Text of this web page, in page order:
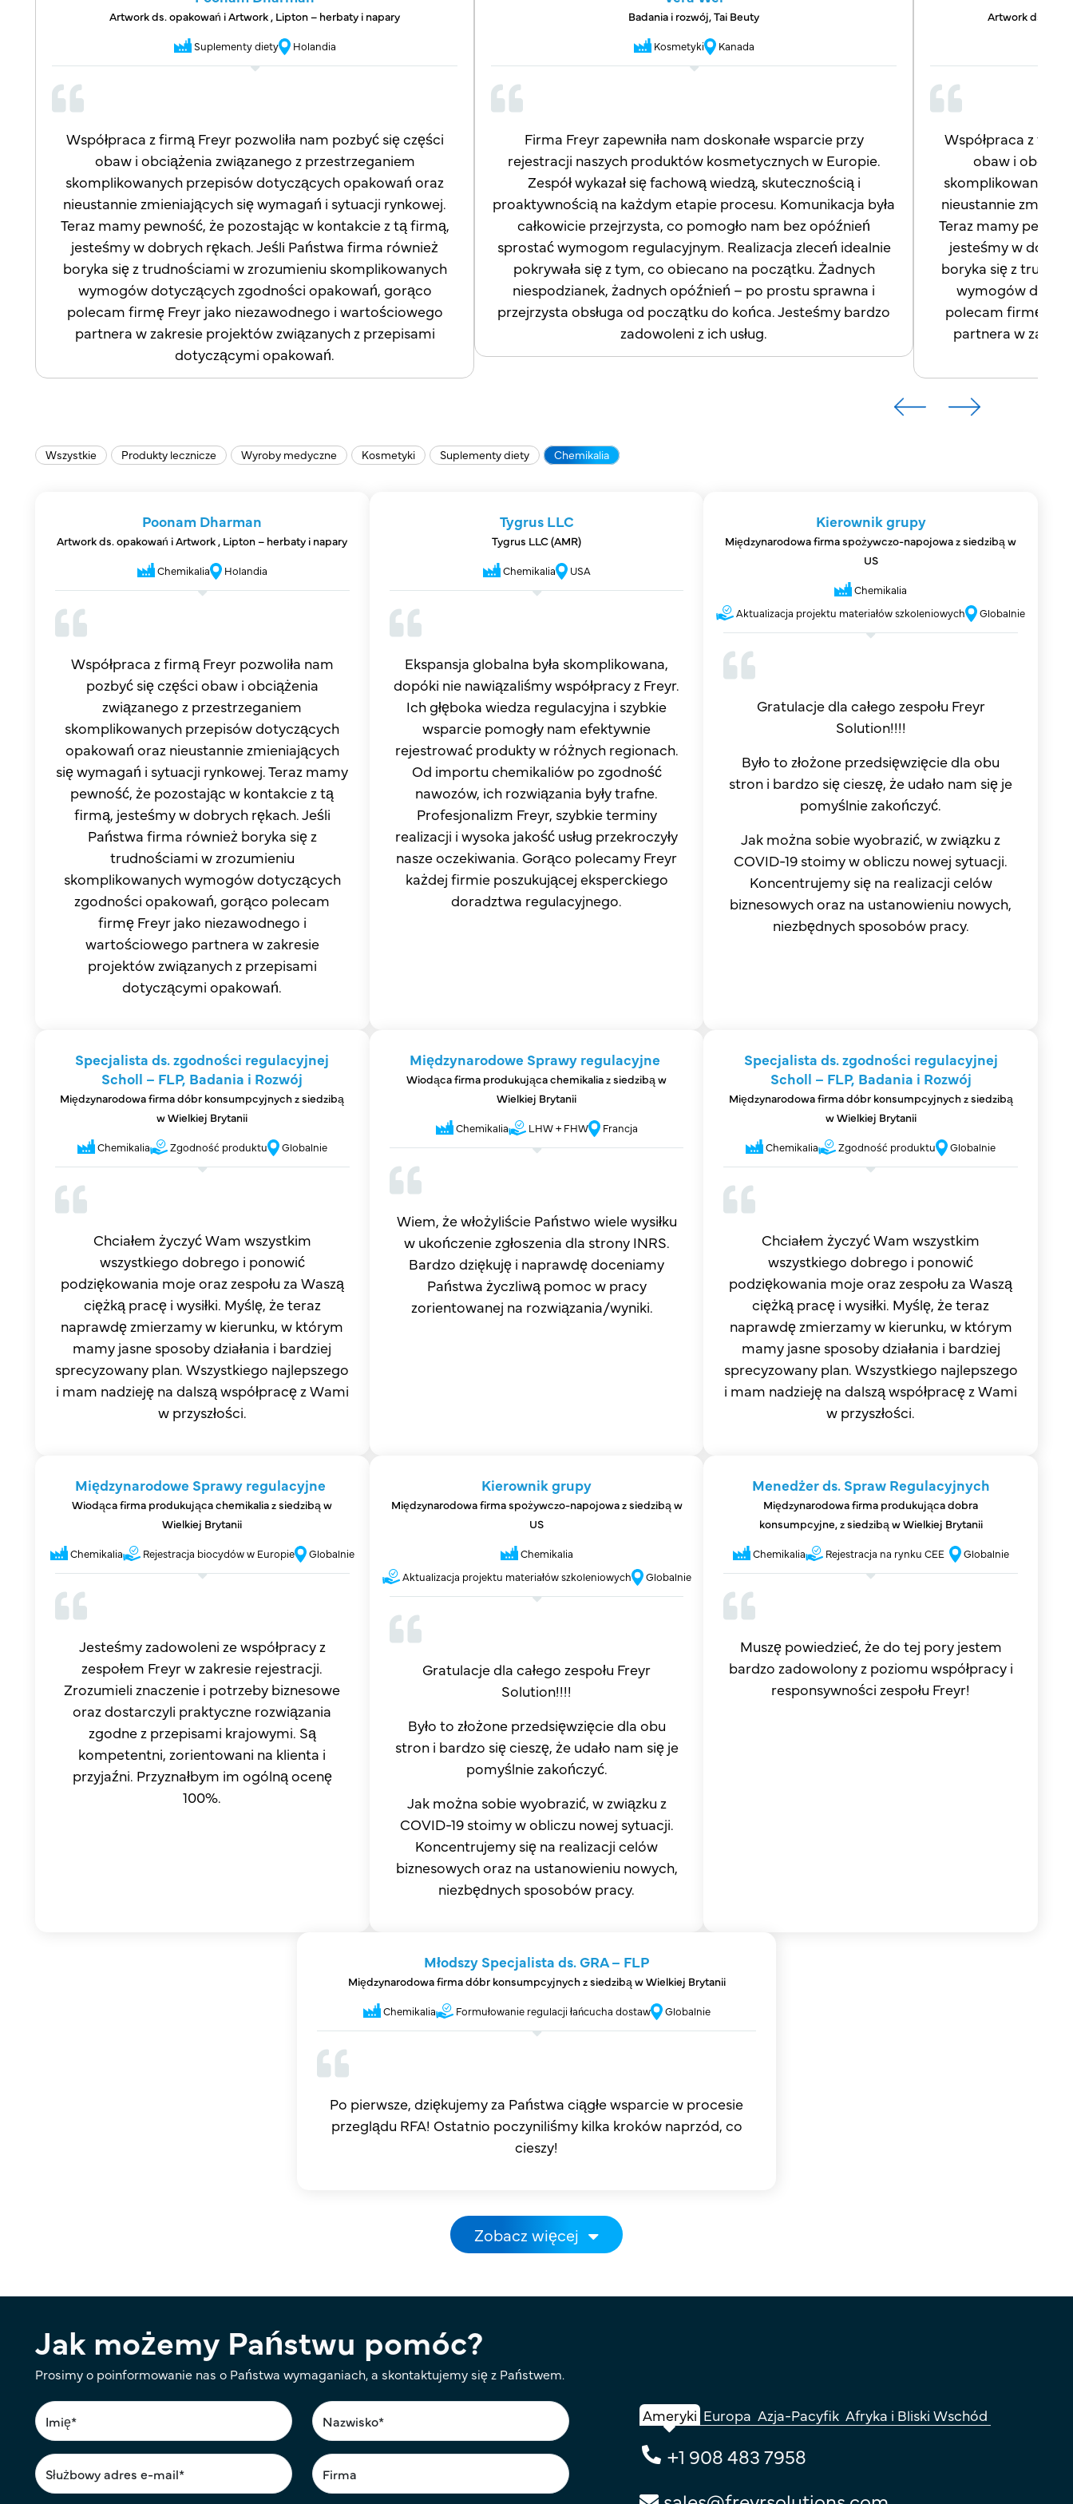
Artwork ds. opakowań i Artwork , Lipton – herbaty i napary
Suplementy diety Holandia
Współpraca z firmą Freyr pozwoliła nam pozbyć się części
obaw i obciążenia związanego z przestrzeganiem
skomplikowanych przepisów dotyczących opakowań oraz
nieustannie zmieniających się wymagań i sytuacji rynkowej.
Teraz mamy pewność, że pozostając w kontakcie z tą firmą,
jesteśmy w dobrych rękach. Jeśli Państwa firma również
boryka się z trudnościami w zrozumieniu skomplikowanych
wymogów dotyczących zgodności opakowań, gorąco
polecam firmę Freyr jako niezawodnego i wartościowego
partnera w zakresie projektów związanych z przepisami
dotyczącymi opakowań.
Badania i rozwój, Tai Beuty
Kosmetyki Kanada
Firma Freyr zapewniła nam doskonałe wsparcie przy
rejestracji naszych produktów kosmetycznych w Europie.
Zespół wykazał się fachową wiedzą, skutecznością i
proaktywnością na każdym etapie procesu. Komunikacja była
całkowicie przejrzysta, co pomogło nam bez opóźnień
sprostać wymogom regulacyjnym. Realizacja zleceń idealnie
pokrywała się z tym, co obiecano na początku. Żadnych
niespodzianek, żadnych opóźnień – po prostu sprawna i
przejrzysta obsługa od początku do końca. Jesteśmy bardzo
zadowoleni z ich usług.
Artwork ds.
Współpraca z
obaw i
skomplikowanych
nieustannie
Teraz mamy
jesteśmy w
boryka się z
wymogów
polecam firmę
partnera w
Wszystkie Produkty lecznicze Wyroby medyczne Kosmetyki Suplementy diety Chemikalia
Poonam Dharman
Artwork ds. opakowań i Artwork , Lipton – herbaty i napary
Chemikalia Holandia
Współpraca z firmą Freyr pozwoliła nam
pozbyć się części obaw i obciążenia
związanego z przestrzeganiem
skomplikowanych przepisów dotyczących
opakowań oraz nieustannie zmieniających
się wymagań i sytuacji rynkowej. Teraz mamy
pewność, że pozostając w kontakcie z tą
firmą, jesteśmy w dobrych rękach. Jeśli
Państwa firma również boryka się z
trudnościami w zrozumieniu
skomplikowanych wymogów dotyczących
zgodności opakowań, gorąco polecam
firmę Freyr jako niezawodnego i
wartościowego partnera w zakresie
projektów związanych z przepisami
dotyczącymi opakowań.
Tygrus LLC
Tygrus LLC (AMR)
Chemikalia USA
Ekspansja globalna była skomplikowana,
dopóki nie nawiązaliśmy współpracy z Freyr.
Ich głęboka wiedza regulacyjna i szybkie
wsparcie pomogły nam efektywnie
rejestrować produkty w różnych regionach.
Od importu chemikaliów po zgodność
nawozów, ich rozwiązania były trafne.
Profesjonalizm Freyr, szybkie terminy
realizacji i wysoka jakość usług przekroczyły
nasze oczekiwania. Gorąco polecamy Freyr
każdej firmie poszukującej eksperckiego
doradztwa regulacyjnego.
Kierownik grupy
Międzynarodowa firma spożywczo-napojowa z siedzibą w
US
Chemikalia
Aktualizacja projektu materiałów szkoleniowych
Globalnie
Gratulacje dla całego zespołu Freyr
Solution!!!!
Było to złożone przedsięwzięcie dla obu
stron i bardzo się cieszę, że udało nam się je
pomyślnie zakończyć.
Jak można sobie wyobrazić, w związku z
COVID-19 stoimy w obliczu nowej sytuacji.
Koncentrujemy się na realizacji celów
biznesowych oraz na ustanowieniu nowych,
niezbędnych sposobów pracy.
Specjalista ds. zgodności regulacyjnej
Scholl – FLP, Badania i Rozwój
Międzynarodowa firma dóbr konsumpcyjnych z siedzibą
w Wielkiej Brytanii
Chemikalia Zgodność produktu Globalnie
Chciałem życzyć Wam wszystkim
wszystkiego dobrego i ponowić
podziękowania moje oraz zespołu za Waszą
ciężką pracę i wysiłki. Myślę, że teraz
naprawdę zmierzamy w kierunku, w którym
mamy jasne sposoby działania i bardziej
sprecyzowany plan. Wszystkiego najlepszego
i mam nadzieję na dalszą współpracę z Wami
w przyszłości.
Międzynarodowe Sprawy regulacyjne
Wiodąca firma produkująca chemikalia z siedzibą w
Wielkiej Brytanii
Chemikalia LHW + FHW Francja
Wiem, że włożyliście Państwo wiele wysiłku
w ukończenie zgłoszenia dla strony INRS.
Bardzo dziękuję i naprawdę doceniamy
Państwa życzliwą pomoc w pracy
zorientowanej na rozwiązania/wyniki.
Specjalista ds. zgodności regulacyjnej
Scholl – FLP, Badania i Rozwój
Międzynarodowa firma dóbr konsumpcyjnych z siedzibą
w Wielkiej Brytanii
Chemikalia Zgodność produktu Globalnie
Chciałem życzyć Wam wszystkim
wszystkiego dobrego i ponowić
podziękowania moje oraz zespołu za Waszą
ciężką pracę i wysiłki. Myślę, że teraz
naprawdę zmierzamy w kierunku, w którym
mamy jasne sposoby działania i bardziej
sprecyzowany plan. Wszystkiego najlepszego
i mam nadzieję na dalszą współpracę z Wami
w przyszłości.
Międzynarodowe Sprawy regulacyjne
Wiodąca firma produkująca chemikalia z siedzibą w
Wielkiej Brytanii
Chemikalia Rejestracja biocydów w Europie Globalnie
Jesteśmy zadowoleni ze współpracy z
zespołem Freyr w zakresie rejestracji.
Zrozumieli znaczenie i potrzeby biznesowe
oraz dostarczyli praktyczne rozwiązania
zgodne z przepisami krajowymi. Są
kompetentni, zorientowani na klienta i
przyjaźni. Przyznałbym im ogólną ocenę
100%.
Kierownik grupy
Międzynarodowa firma spożywczo-napojowa z siedzibą w
US
Chemikalia
Aktualizacja projektu materiałów szkoleniowych
Globalnie
Gratulacje dla całego zespołu Freyr
Solution!!!!
Było to złożone przedsięwzięcie dla obu
stron i bardzo się cieszę, że udało nam się je
pomyślnie zakończyć.
Jak można sobie wyobrazić, w związku z
COVID-19 stoimy w obliczu nowej sytuacji.
Koncentrujemy się na realizacji celów
biznesowych oraz na ustanowieniu nowych,
niezbędnych sposobów pracy.
Menedżer ds. Spraw Regulacyjnych
Międzynarodowa firma produkująca dobra
konsumpcyjne, z siedzibą w Wielkiej Brytanii
Chemikalia Rejestracja na rynku CEE Globalnie
Muszę powiedzieć, że do tej pory jestem
bardzo zadowolony z poziomu współpracy i
responsywności zespołu Freyr!
Młodszy Specjalista ds. GRA – FLP
Międzynarodowa firma dóbr konsumpcyjnych z siedzibą w Wielkiej Brytanii
Chemikalia Formułowanie regulacji łańcucha dostaw Globalnie
Po pierwsze, dziękujemy za Państwa ciągłe wsparcie w procesie
przeglądu RFA! Ostatnio poczyniliśmy kilka kroków naprzód, co
cieszy!
Zobacz więcej
Jak możemy Państwu pomóc?
Prosimy o poinformowanie nas o Państwa wymaganiach, a skontaktujemy się z Państwem.
Ameryki Europa Azja-Pacyfik Afryka i Bliski Wschód
+1 908 483 7958